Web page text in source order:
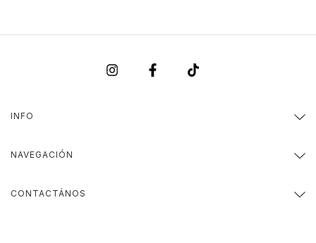
INFO
NAVEGACIÓN
CONTACTÁNOS